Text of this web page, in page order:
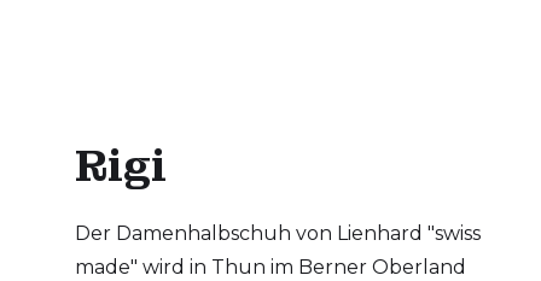
Rigi
Der Damenhalbschuh von Lienhard "swiss
made" wird in Thun im Berner Oberland